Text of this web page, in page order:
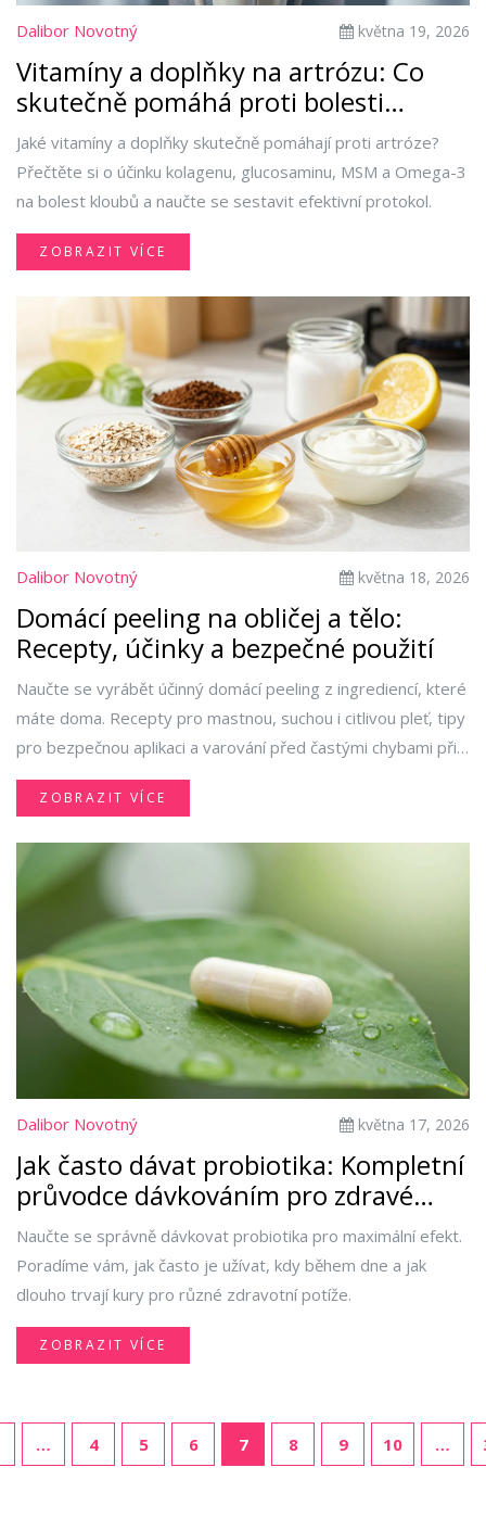
Dalibor Novotný května 19, 2026
Vitamíny a doplňky na artrózu: Co
skutečně pomáhá proti bolesti
kloubů?
Jaké vitamíny a doplňky skutečně pomáhají proti artróze?
Přečtěte si o účinku kolagenu, glucosaminu, MSM a Omega-3
na bolest kloubů a naučte se sestavit efektivní protokol.
ZOBRAZIT VÍCE
Dalibor Novotný května 18, 2026
Domácí peeling na obličej a tělo:
Recepty, účinky a bezpečné použití
Naučte se vyrábět účinný domácí peeling z ingrediencí, které
máte doma. Recepty pro mastnou, suchou i citlivou pleť, tipy
pro bezpečnou aplikaci a varování před častými chybami při
exfoliaci.
ZOBRAZIT VÍCE
Dalibor Novotný května 17, 2026
Jak často dávat probiotika: Kompletní
průvodce dávkováním pro zdravé
střeva
Naučte se správně dávkovat probiotika pro maximální efekt.
Poradíme vám, jak často je užívat, kdy během dne a jak
dlouho trvají kury pro různé zdravotní potíže.
ZOBRAZIT VÍCE
… 4 5 6 7 8 9 10 …